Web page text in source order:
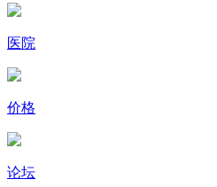
医院
价格
论坛